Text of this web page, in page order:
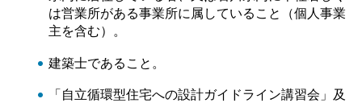
は営業所がある事業所に属していること（個人事業
主を含む）。
建築士であること。
「自立循環型住宅への設計ガイドライン講習会」及